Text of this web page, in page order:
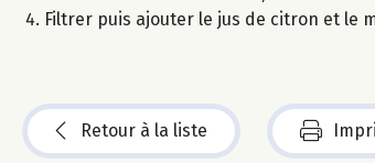
Filtrer puis ajouter le jus de citron et le
Retour à la liste